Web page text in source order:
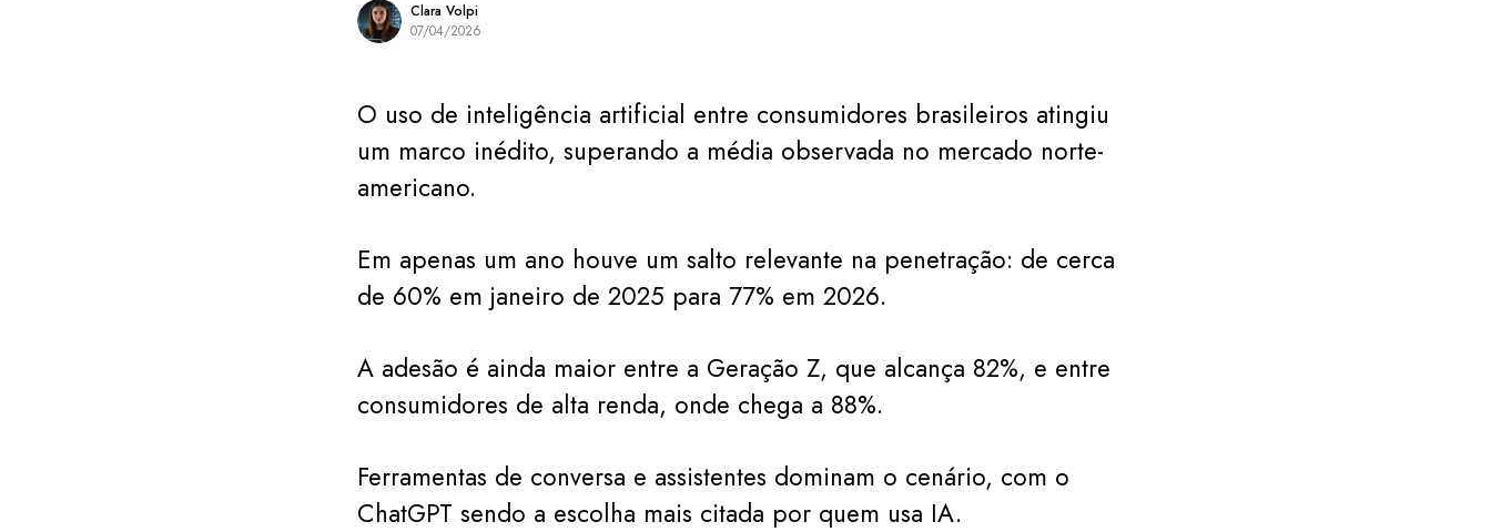
Clara Volpi
07/04/2026
O uso de inteligência artificial entre consumidores brasileiros atingiu
um marco inédito, superando a média observada no mercado norte-
americano.
Em apenas um ano houve um salto relevante na penetração: de cerca
de 60% em janeiro de 2025 para 77% em 2026.
A adesão é ainda maior entre a Geração Z, que alcança 82%, e entre
consumidores de alta renda, onde chega a 88%.
Ferramentas de conversa e assistentes dominam o cenário, com o
ChatGPT sendo a escolha mais citada por quem usa IA.